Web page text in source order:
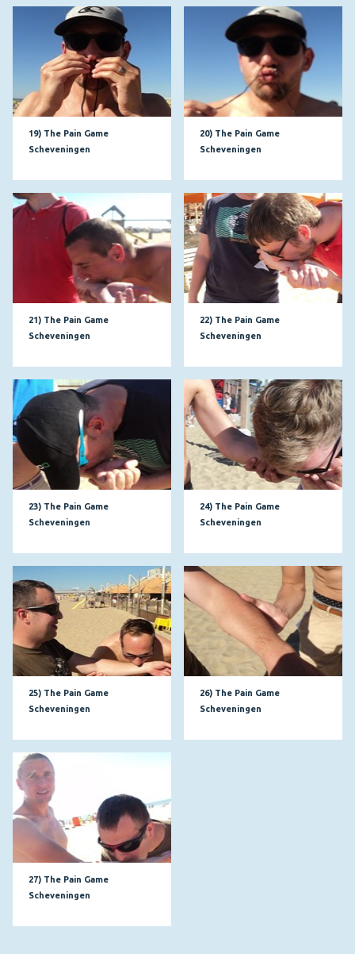
19) The Pain Game
Scheveningen
20) The Pain Game
Scheveningen
21) The Pain Game
Scheveningen
22) The Pain Game
Scheveningen
23) The Pain Game
Scheveningen
24) The Pain Game
Scheveningen
25) The Pain Game
Scheveningen
26) The Pain Game
Scheveningen
27) The Pain Game
Scheveningen